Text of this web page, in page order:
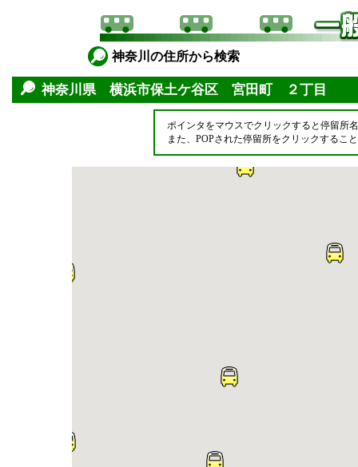
神奈川の住所から検索
神奈川県 横浜市保土ケ谷区 宮田町 ２丁目
ポインタをマウスでクリックすると停留所
また、POPされた停留所をクリックするこ